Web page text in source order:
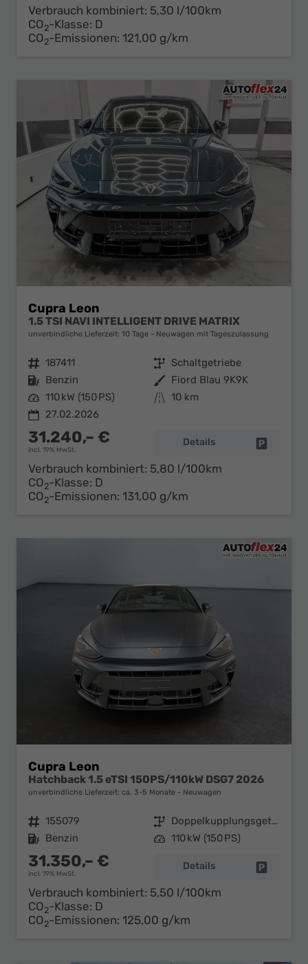
Verbrauch kombiniert: 5,30 l/100km
CO2-Klasse: D
CO2-Emissionen: 121,00 g/km
Cupra Leon
1.5 TSI NAVI INTELLIGENT DRIVE MATRIX
unverbindliche Lieferzeit: 10 Tage Neuwagen mit Tageszulassung
Fahrzeugnr. 187411 Getriebe Schaltgetriebe
Kraftstoff Benzin Außenfarbe Fiord Blau 9K9K
Leistung 110 kW (150 PS) Kilometerstand 10 km
27.02.2026
31.240,– €
incl. 19% MwSt.
Details
Verbrauch kombiniert: 5,80 l/100km
CO2-Klasse: D
CO2-Emissionen: 131,00 g/km
Cupra Leon
Hatchback 1.5 eTSI 150PS/110kW DSG7 2026
unverbindliche Lieferzeit: ca. 3-5 Monate Neuwagen
Fahrzeugnr. 155079 Getriebe
Doppelkupplungsgetriebe (DSG)
Kraftstoff Benzin Leistung 110 kW (150 PS)
31.350,– €
incl. 19% MwSt.
Details
Verbrauch kombiniert: 5,50 l/100km
CO2-Klasse: D
CO2-Emissionen: 125,00 g/km